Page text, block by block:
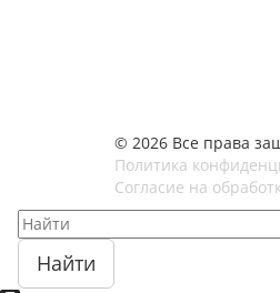
© 2026 Все права
Политика
Согласие на
Найти